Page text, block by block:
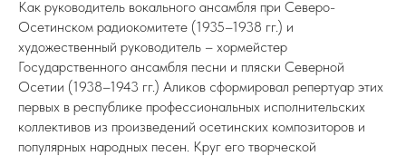
Как руководитель вокального ансамбля при Северо-
Осетинском радиокомитете (1935–1938 гг.) и
художественный руководитель – хормейстер
Государственного ансамбля песни и пляски Северной
Осетии (1938–1943 гг.) Аликов сформировал репертуар этих
первых в республике профессиональных исполнительских
коллективов из произведений осетинских композиторов и
популярных народных песен. Круг его творческой